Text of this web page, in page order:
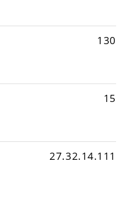
130
15
27.32.14.111